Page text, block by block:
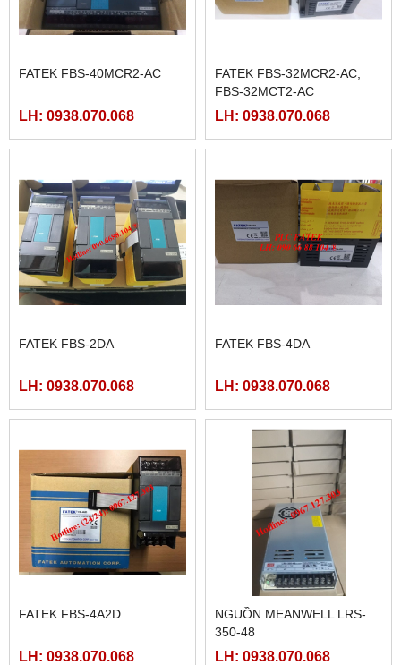
FATEK FBS-40MCR2-AC
LH: 0938.070.068
FATEK FBS-32MCR2-AC,
FBS-32MCT2-AC
LH: 0938.070.068
FATEK FBS-2DA
LH: 0938.070.068
FATEK FBS-4DA
LH: 0938.070.068
FATEK FBS-4A2D
LH: 0938.070.068
NGUỒN MEANWELL LRS-
350-48
LH: 0938.070.068